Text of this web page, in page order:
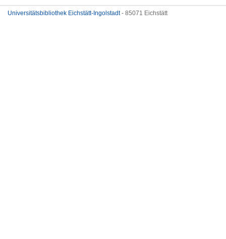
Universitätsbibliothek Eichstätt-Ingolstadt- 85071 Eichstätt